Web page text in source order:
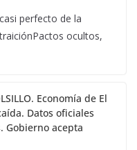
perfecto de la
ocultos,
Economía de El
Datos oficiales
Gobierno acepta